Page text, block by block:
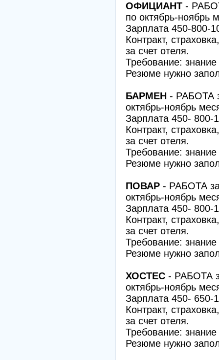
ОФИЦИАНТ -
по октябрь-ноябрь
Зарплата 450-800-
Контракт,
за счет отеля.
Требование:
Резюме нужно
БАРМЕН - РАБОТА
октябрь-ноябрь
Зарплата 450- 800-
Контракт,
за счет отеля.
Требование:
Резюме нужно
ПОВАР - РАБОТА
октябрь-ноябрь
Зарплата 450- 800-
Контракт,
за счет отеля.
Требование:
Резюме нужно
ХОСТЕС - РАБОТА
октябрь-ноябрь
Зарплата 450- 650-
Контракт,
за счет отеля.
Требование:
Резюме нужно